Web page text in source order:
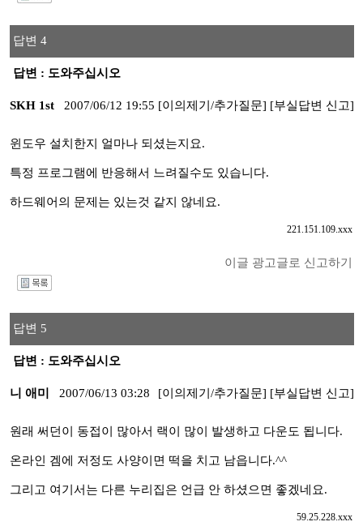
답변 4
답변 : 도와주십시오
SKH 1st 2007/06/12 19:55 [이의제기/추가질문] [부실답변 신고]
윈도우 설치한지 얼마나 되셨는지요.
특정 프로그램에 반응해서 느려질수도 있습니다.
하드웨어의 문제는 있는것 같지 않네요.
221.151.109.xxx
이글 광고글로 신고하기
답변 5
답변 : 도와주십시오
니 애미 2007/06/13 03:28 [이의제기/추가질문] [부실답변 신고]
원래 써던이 동접이 많아서 랙이 많이 발생하고 다운도 됩니다.
온라인 겜에 저정도 사양이면 떡을 치고 남읍니다.^^
그리고 여기서는 다른 누리집은 언급 안 하셨으면 좋겠네요.
59.25.228.xxx